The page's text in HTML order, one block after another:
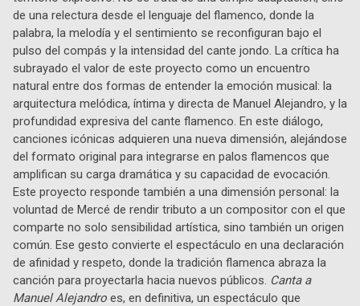
de una relectura desde el lenguaje del flamenco, donde la
palabra, la melodía y el sentimiento se reconfiguran bajo el
pulso del compás y la intensidad del cante jondo. La crítica ha
subrayado el valor de este proyecto como un encuentro
natural entre dos formas de entender la emoción musical: la
arquitectura melódica, íntima y directa de Manuel Alejandro, y la
profundidad expresiva del cante flamenco. En este diálogo,
canciones icónicas adquieren una nueva dimensión, alejándose
del formato original para integrarse en palos flamencos que
amplifican su carga dramática y su capacidad de evocación.
Este proyecto responde también a una dimensión personal: la
voluntad de Mercé de rendir tributo a un compositor con el que
comparte no solo sensibilidad artística, sino también un origen
común. Ese gesto convierte el espectáculo en una declaración
de afinidad y respeto, donde la tradición flamenca abraza la
canción para proyectarla hacia nuevos públicos. Canta a
Manuel Alejandro es, en definitiva, un espectáculo que